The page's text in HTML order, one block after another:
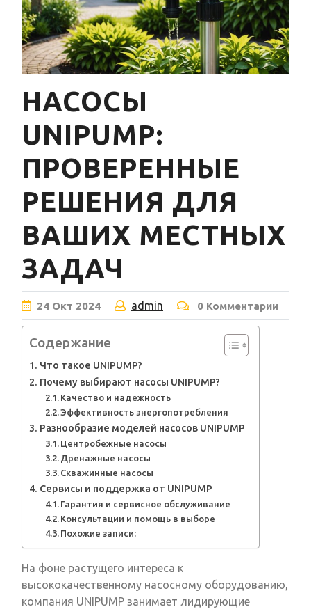
НАСОСЫ
UNIPUMP:
ПРОВЕРЕННЫЕ
РЕШЕНИЯ ДЛЯ
ВАШИХ МЕСТНЫХ
ЗАДАЧ
24 Окт 2024 admin 0 Комментарии
Содержание
Что такое UNIPUMP?
Почему выбирают насосы UNIPUMP?
Качество и надежность
Эффективность энергопотребления
Разнообразие моделей насосов UNIPUMP
Центробежные насосы
Дренажные насосы
Скважинные насосы
Сервисы и поддержка от UNIPUMP
Гарантия и сервисное обслуживание
Консультации и помощь в выборе
Похожие записи:
На фоне растущего интереса к
высококачественному насосному оборудованию,
компания UNIPUMP занимает лидирующие